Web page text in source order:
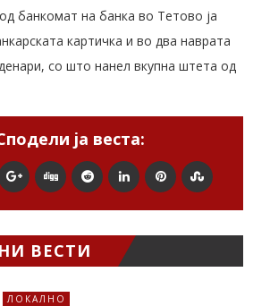
банкомат на банка во Тетово ја
картичка и во два наврата
со што нанел вкупна штета од
ја веста:
ВЕСТИ
ЛОКАЛНО